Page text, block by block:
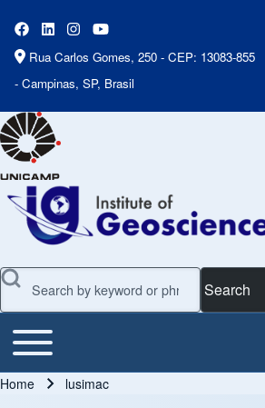
Rua Carlos Gomes, 250 - CEP: 13083-855
- Campinas, SP, Brasil
Search
Main Menu
Toggle main menu
Home lusimac